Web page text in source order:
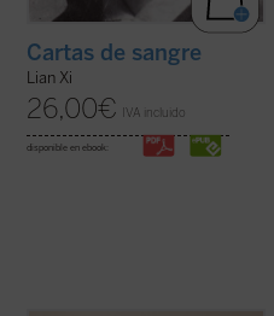
Cartas de sangre
Lian Xi
26,00€ IVA incluido
disponible en ebook: